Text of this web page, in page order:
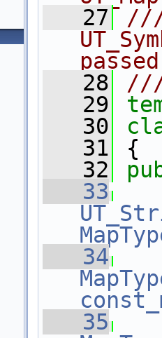
   27
///
   28
   29
   30
   31
{
   32
   33
   34
   35